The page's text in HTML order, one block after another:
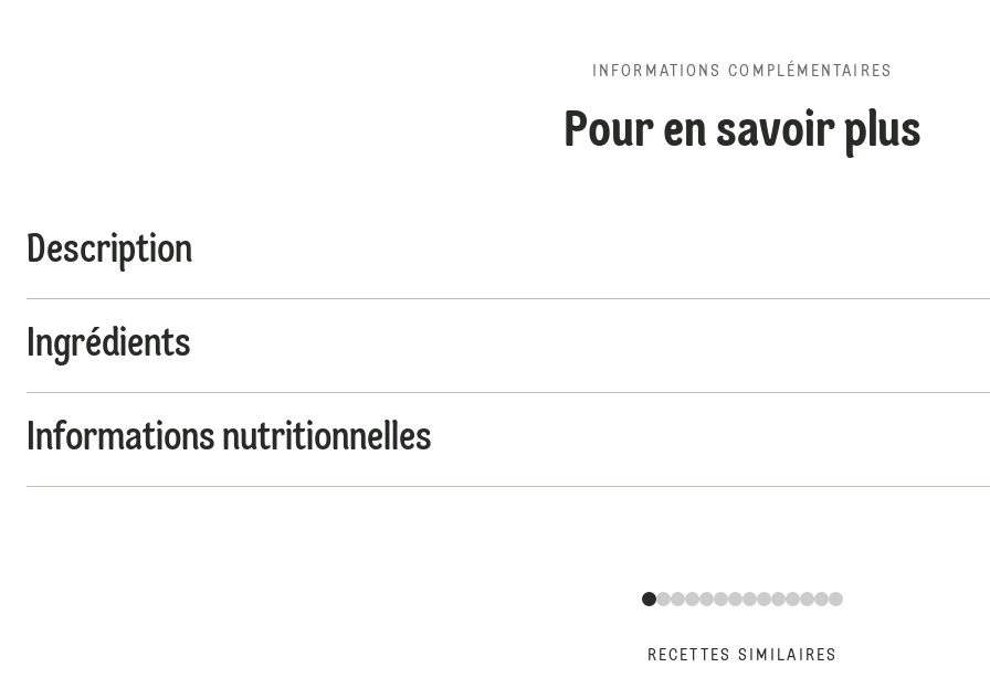
INFORMATIONS COMPLÉMENTAIRES
Pour en savoir plus
Description
Ingrédients
Informations nutritionnelles
RECETTES SIMILAIRES